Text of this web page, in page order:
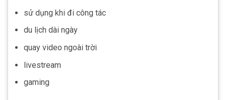
sử dụng khi đi công tác
du lịch dài ngày
quay video ngoài trời
livestream
gaming